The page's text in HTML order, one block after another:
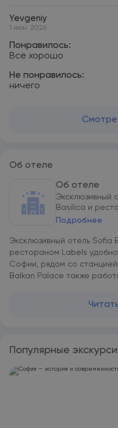
Yevgeniy
1 июн. 2026
Понравилось:
Всё хорошо
Не понравилось:
ничего
Об отеле
Об отеле
Эксклюзивный
Basilica и
Подробнее
Эксклюзивный отель Sofia
рестораном Labels
Софии, рядом со станцией метро
Balkan Palace также
центр и разнообразные
Арена» находятся в 6 км.
Популярные